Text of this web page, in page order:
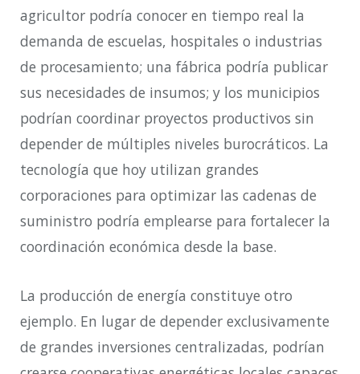
agricultor podría conocer en tiempo real la
demanda de escuelas, hospitales o industrias
de procesamiento; una fábrica podría publicar
sus necesidades de insumos; y los municipios
podrían coordinar proyectos productivos sin
depender de múltiples niveles burocráticos. La
tecnología que hoy utilizan grandes
corporaciones para optimizar las cadenas de
suministro podría emplearse para fortalecer la
coordinación económica desde la base.
La producción de energía constituye otro
ejemplo. En lugar de depender exclusivamente
de grandes inversiones centralizadas, podrían